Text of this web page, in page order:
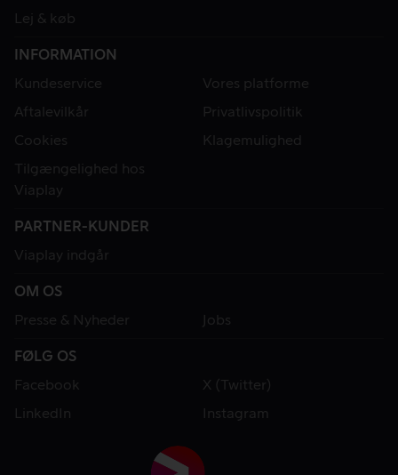
Lej & køb
INFORMATION
Kundeservice
Vores platforme
Aftalevilkår
Privatlivspolitik
Cookies
Klagemulighed
Tilgængelighed hos
Viaplay
PARTNER-KUNDER
Viaplay indgår
OM OS
Presse & Nyheder
Jobs
FØLG OS
Facebook
X (Twitter)
LinkedIn
Instagram